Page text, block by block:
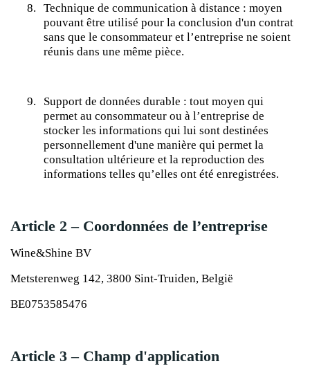
8.
Technique de communication à distance : moyen
pouvant être utilisé pour la conclusion d'un contrat
sans que le consommateur et l’entreprise ne soient
réunis dans une même pièce.
9.
Support de données durable : tout moyen qui
permet au consommateur ou à l’entreprise de
stocker les informations qui lui sont destinées
personnellement d'une manière qui permet la
consultation ultérieure et la reproduction des
informations telles qu’elles ont été enregistrées.
Article 2 – Coordonnées de l’entreprise
Wine&Shine BV
Metsterenweg 142, 3800 Sint-Truiden, België
BE0753585476
Article 3 – Champ d'application